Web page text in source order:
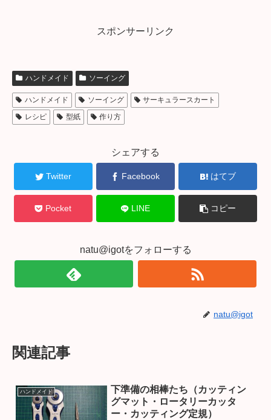
スポンサーリンク
ハンドメイド ソーイング
ハンドメイド ソーイング
サーキュラースカート
レシピ
型紙 作り方
シェアする
Twitter Facebook はてブ
Pocket LINE コピー
natu@igotをフォローする
natu@igot
関連記事
ハンドメイド
下準備の相棒たち（カッティン
グマット・ロータリーカッタ
ー・カッティング定規）